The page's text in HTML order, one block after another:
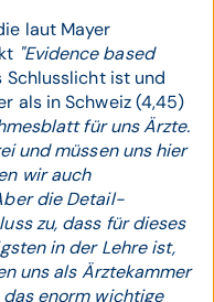
laut Mayer
"Evidence based
Schlusslicht ist und
als in Schweiz (4,45)
für uns Ärzte.
und müssen uns hier
wir auch
die Detail-
zu, dass für dieses
in der Lehre ist,
uns als Ärztekammer
enorm wichtige